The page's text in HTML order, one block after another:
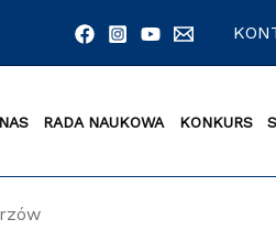
RADA NAUKOWA KONKURS